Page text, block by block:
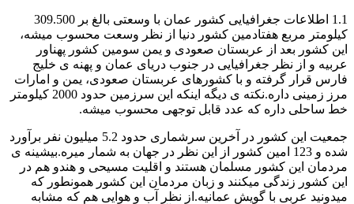
1.1 اطلاعات جغرافیایی کشور عمان با وسعتی بالغ بر 309.500
کیلومتر مربع هفتادمین کشور دنیا از نظر وسعت محسوب میشه،
این کشور بعد از عربستان صعودی و یمن سومین کشور پهناور
عربیه و از نظر جغرافیایی در جنوب دریای عمان و پهنه ی خلیج
فارس قرار گرفته و با کشورهای عربستان صعودی، یمن و امارات
مرز زمینی داره.نکته ی دیگه اینکه این سرزمین حدود 2000 کیلومتر
خط ساحلی داره که عدد قابل توجهی محسوب میشه.
جمعیت این کشور در آخرین سرشماری حدود 5.2 میلیون نفر برآورد
شده و 123 امین کشور از این نظر در جهان به شمار میره.بیشینه ی
مردمان این کشور مسلمان هستند و اقلیت مسیحی و هندو هم در
این کشور زندگی میکنند و زبان مردمان این کشور همونطور که
میدونید عربی با گویش عمانیه.از نظر آب و هوایی هم که مشابه